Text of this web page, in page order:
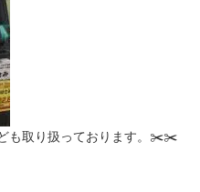
も取り扱っております。✂️✂️